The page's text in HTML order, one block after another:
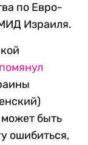
по Евро-
Израиля.
может быть
ошибиться,